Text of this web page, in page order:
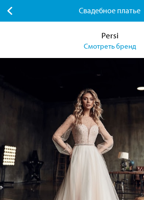
Свадебное платье
Persi
Смотреть бренд